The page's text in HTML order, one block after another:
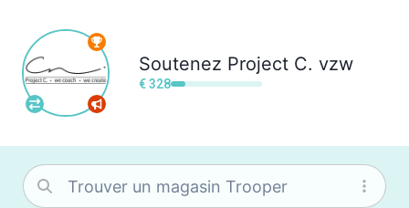
Soutenez Project C. vzw
€ 328